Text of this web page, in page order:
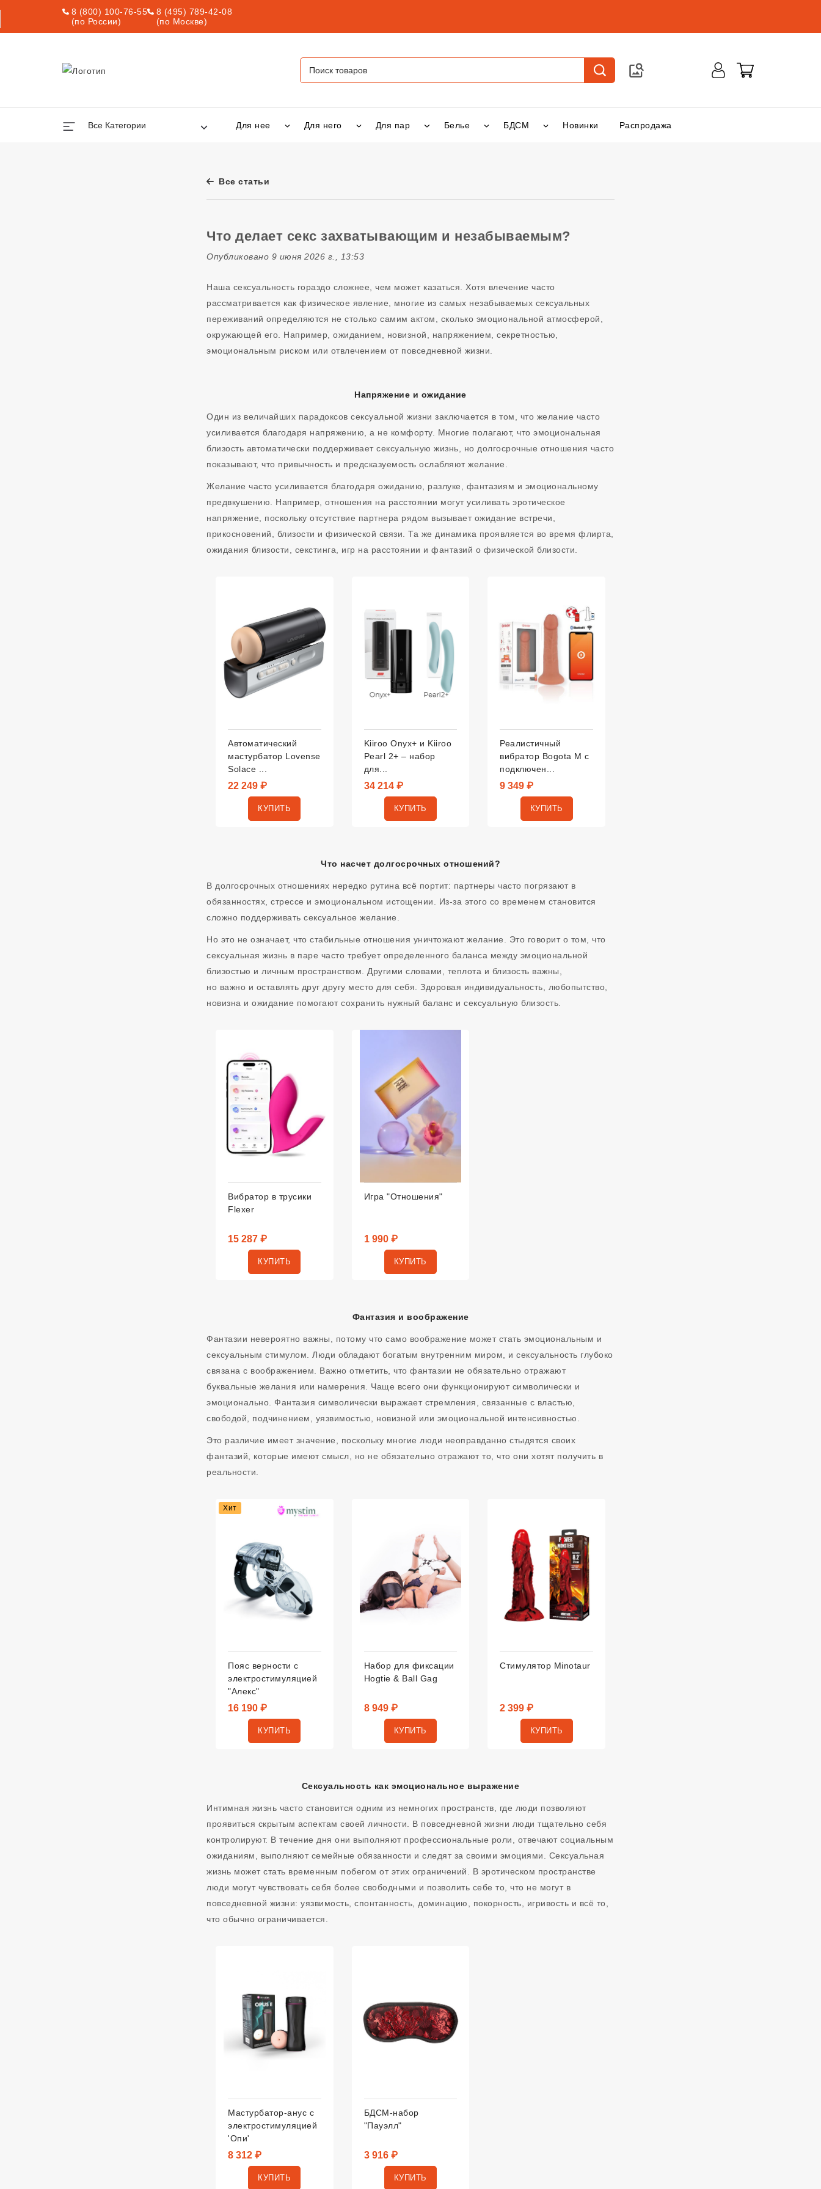
8 (800) 100-76-55
(по России)
8 (495) 789-42-08
(по Москве)
Все Категории Для нее Для него Для пар Белье БДСМ Новинки Распродажа
Все статьи
Что делает секс захватывающим и незабываемым?
Опубликовано 9 июня 2026 г., 13:53
Наша сексуальность гораздо сложнее, чем может казаться. Хотя влечение часто
рассматривается как физическое явление, многие из самых незабываемых сексуальных
переживаний определяются не столько самим актом, сколько эмоциональной атмосферой,
окружающей его. Например, ожиданием, новизной, напряжением, секретностью,
эмоциональным риском или отвлечением от повседневной жизни.
Напряжение и ожидание
Один из величайших парадоксов сексуальной жизни заключается в том, что желание часто
усиливается благодаря напряжению, а не комфорту. Многие полагают, что эмоциональная
близость автоматически поддерживает сексуальную жизнь, но долгосрочные отношения часто
показывают, что привычность и предсказуемость ослабляют желание.
Желание часто усиливается благодаря ожиданию, разлуке, фантазиям и эмоциональному
предвкушению. Например, отношения на расстоянии могут усиливать эротическое
напряжение, поскольку отсутствие партнера рядом вызывает ожидание встречи,
прикосновений, близости и физической связи. Та же динамика проявляется во время флирта,
ожидания близости, секстинга, игр на расстоянии и фантазий о физической близости.
Автоматический
мастурбатор Lovense
Solace ...
22 249 ₽
КУПИТЬ
Kiiroo Onyx+ и Kiiroo
Pearl 2+ – набор
для...
34 214 ₽
КУПИТЬ
Реалистичный
вибратор Bogota M с
подключен...
9 349 ₽
КУПИТЬ
Что насчет долгосрочных отношений?
В долгосрочных отношениях нередко рутина всё портит: партнеры часто погрязают в
обязанностях, стрессе и эмоциональном истощении. Из-за этого со временем становится
сложно поддерживать сексуальное желание.
Но это не означает, что стабильные отношения уничтожают желание. Это говорит о том, что
сексуальная жизнь в паре часто требует определенного баланса между эмоциональной
близостью и личным пространством. Другими словами, теплота и близость важны,
но важно и оставлять друг другу место для себя. Здоровая индивидуальность, любопытство,
новизна и ожидание помогают сохранить нужный баланс и сексуальную близость.
Подарок С Заказом
Вибратор в трусики
Flexer
15 287 ₽
КУПИТЬ
Игра "Отношения"
1 990 ₽
КУПИТЬ
Фантазия и воображение
Фантазии невероятно важны, потому что само воображение может стать эмоциональным и
сексуальным стимулом. Люди обладают богатым внутренним миром, и сексуальность глубоко
связана с воображением. Важно отметить, что фантазии не обязательно отражают
буквальные желания или намерения. Чаще всего они функционируют символически и
эмоционально. Фантазия символически выражает стремления, связанные с властью,
свободой, подчинением, уязвимостью, новизной или эмоциональной интенсивностью.
Это различие имеет значение, поскольку многие люди неоправданно стыдятся своих
фантазий, которые имеют смысл, но не обязательно отражают то, что они хотят получить в
реальности.
Хит
Пояс верности с
электростимуляцией
"Алекс"
16 190 ₽
КУПИТЬ
Набор для фиксации
Hogtie & Ball Gag
8 949 ₽
КУПИТЬ
Стимулятор Minotaur
2 399 ₽
КУПИТЬ
Сексуальность как эмоциональное выражение
Интимная жизнь часто становится одним из немногих пространств, где люди позволяют
проявиться скрытым аспектам своей личности. В повседневной жизни люди тщательно себя
контролируют. В течение дня они выполняют профессиональные роли, отвечают социальным
ожиданиям, выполняют семейные обязанности и следят за своими эмоциями. Сексуальная
жизнь может стать временным побегом от этих ограничений. В эротическом пространстве
люди могут чувствовать себя более свободными и позволить себе то, что не могут в
повседневной жизни: уязвимость, спонтанность, доминацию, покорность, игривость и всё то,
что обычно ограничивается.
Мастурбатор-анус с
электростимуляцией
'Опи'
8 312 ₽
КУПИТЬ
БДСМ-набор
"Пауэлл"
3 916 ₽
КУПИТЬ